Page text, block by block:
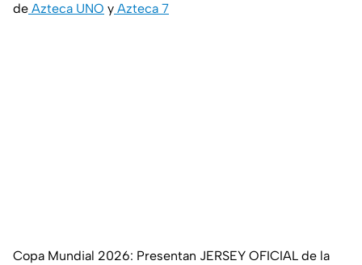
de Azteca UNO y Azteca 7
Copa Mundial 2026: Presentan JERSEY OFICIAL de la